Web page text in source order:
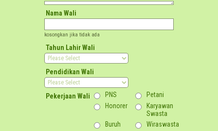
Nama Wali
kosongkan jika tidak ada
Tahun Lahir Wali
Pendidikan Wali
Pekerjaan Wali PNS
Petani
Honorer
Karyawan
Swasta
Buruh
Wiraswasta